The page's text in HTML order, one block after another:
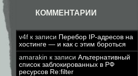
КОММЕНТАРИИ
v4f к записи Перебор IP-адресов на
хостинге — и как с этим бороться
amarakin к записи Альтернативный
список заблокированных в РФ
ресурсов Re:filter